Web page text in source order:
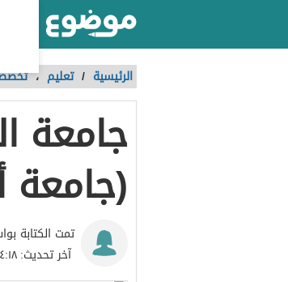
الرئيسية / تعليم ،
جامعة
(جامعة
تمت الكتابة
آخر تحديث:٠٤:١٨ ، ٢٩